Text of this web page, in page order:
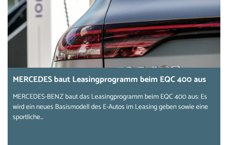
MERCEDES baut Leasingprogramm beim EQC 400 aus
MERCEDES-BENZ baut das Leasingprogramm beim EQC 400 aus: Es
wird ein neues Basismodell des E-Autos im Leasing geben sowie eine
sportliche...